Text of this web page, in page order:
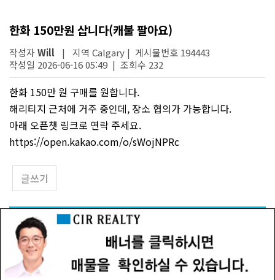
한화 150만원 삽니다(캐불 팔아요)
작성자Will | 지역 Calgary | 게시물번호 194443
작성일 2026-06-16 05:49 | 조회수 232
한화 150만 원 구매를 원합니다.
해리티지 근처에 거주 중인데, 장소 협의가 가능합니다.
아래 오픈챗 링크로 연락 주세요.
https://open.kakao.com/o/sWojNPRc
글쓰기